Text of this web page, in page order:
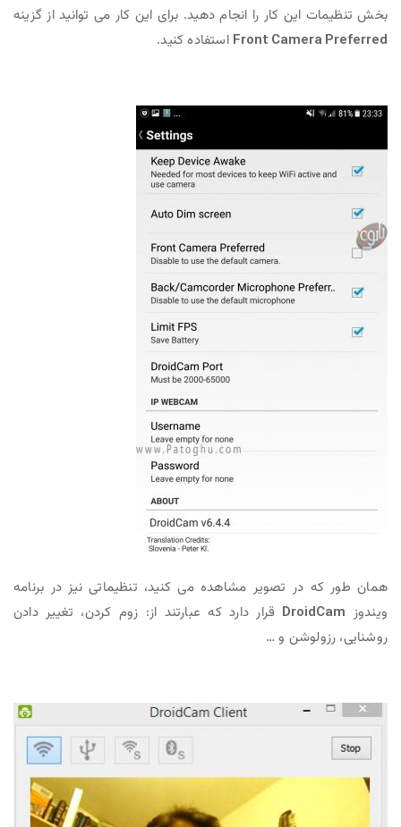
بخش تنظیمات این کار را انجام دهید. برای این کار می توانید از گزینه
Front Camera Preferred استفاده کنید.
همان طور که در تصویر مشاهده می کنید، تنظیماتی نیز در برنامه
ویندوز DroidCam قرار دارد که عبارتند از: زوم کردن، تغییر دادن
روشنایی، رزولوشن و …